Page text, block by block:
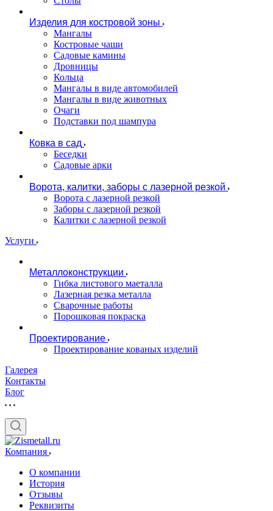
Изделия для костровой зоны
Мангалы
Костровые чаши
Садовые камины
Дровницы
Кольца
Мангалы в виде автомобилей
Мангалы в виде животных
Очаги
Подставки под шампура
Ковка в сад
Беседки
Садовые арки
Ворота, калитки, заборы с лазерной резкой
Ворота с лазерной резкой
Заборы с лазерной резкой
Калитки с лазерной резкой
Услуги
Металлоконструкции
Гибка листового маеталла
Лазерная резка металла
Сварочные работы
Порошковая покраска
Проектирование
Проектирование кованых изделий
Галерея
Контакты
Блог
Компания
О компании
История
Отзывы
Реквизиты